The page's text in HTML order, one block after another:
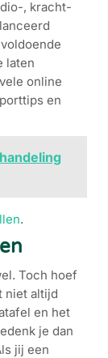
, kracht-
laten
online
en
.
Toch hoef
niet altijd
en het
je dan
jij een